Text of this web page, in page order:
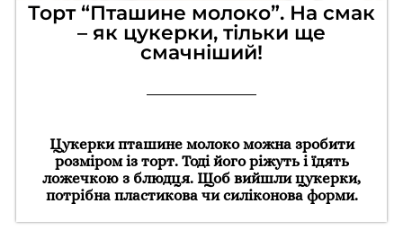
Торт “Пташине молоко”. На смак
– як цукерки, тільки ще
смачніший!
Цукерки пташине молоко можна зробити
розміром із торт. Тоді його ріжуть і їдять
ложечкою з блюдця. Щоб вийшли цукерки,
потрібна пластикова чи силіконова форми.